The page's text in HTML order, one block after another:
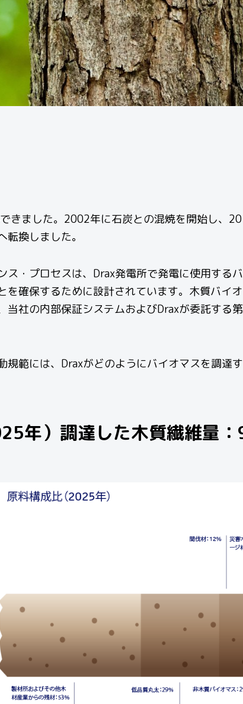
きました。 2002年に石炭との混焼を開始し、
換しました。
・プロセスは、 Drax発電所で発電に使用する
確保するために設計されています。 木質バイ
当社の内部保証システムおよびDraxが委託する
範には、 Draxがどのようにバイオマスを調達
年） 調達した木質繊維量